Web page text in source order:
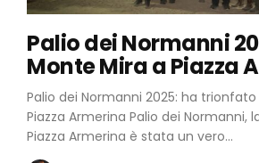
Palio dei Normanni
Monte Mira a Piazza
Palio dei Normanni 2025: ha
Piazza Armerina Palio dei Normanni,
Piazza Armerina è stata un vero...